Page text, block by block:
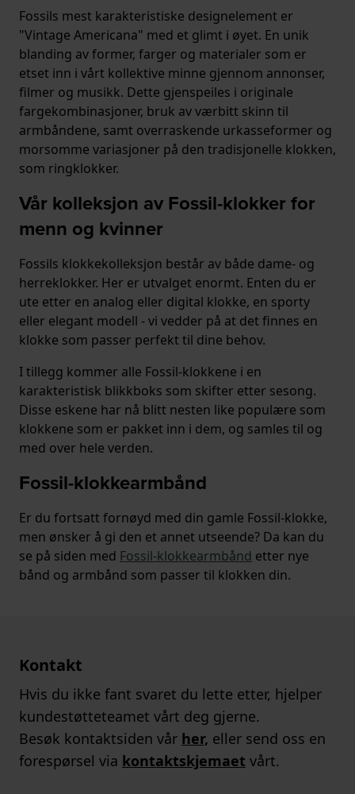
Fossils mest karakteristiske designelement er
"Vintage Americana" med et glimt i øyet. En unik
blanding av former, farger og materialer som er
etset inn i vårt kollektive minne gjennom annonser,
filmer og musikk. Dette gjenspeiles i originale
fargekombinasjoner, bruk av værbitt skinn til
armbåndene, samt overraskende urkasseformer og
morsomme variasjoner på den tradisjonelle klokken,
som ringklokker.
Vår kolleksjon av Fossil-klokker for
menn og kvinner
Fossils klokkekolleksjon består av både dame- og
herreklokker. Her er utvalget enormt. Enten du er
ute etter en analog eller digital klokke, en sporty
eller elegant modell - vi vedder på at det finnes en
klokke som passer perfekt til dine behov.
I tillegg kommer alle Fossil-klokkene i en
karakteristisk blikkboks som skifter etter sesong.
Disse eskene har nå blitt nesten like populære som
klokkene som er pakket inn i dem, og samles til og
med over hele verden.
Fossil-klokkearmbånd
Er du fortsatt fornøyd med din gamle Fossil-klokke,
men ønsker å gi den et annet utseende? Da kan du
se på siden med Fossil-klokkearmbånd etter nye
bånd og armbånd som passer til klokken din.
Kontakt
Hvis du ikke fant svaret du lette etter, hjelper
kundestøtteteamet vårt deg gjerne.
Besøk kontaktsiden vår her, eller send oss en
forespørsel via kontaktskjemaet vårt.